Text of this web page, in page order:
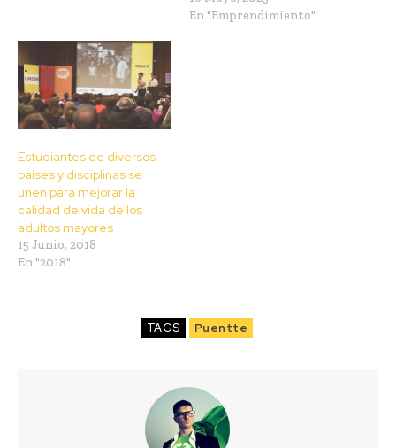
En "Emprendimiento"
Estudiantes de diversos
países y disciplinas se
unen para mejorar la
calidad de vida de los
adultos mayores
15 Junio, 2018
En "2018"
TAGS Puentte